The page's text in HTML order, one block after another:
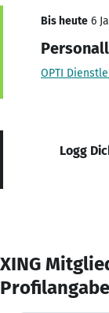
Bis heute 6
OPTI
Logg
XING